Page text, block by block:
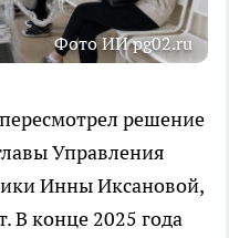
Фото ИИ pg02.ru
решение
Управления
Инны Иксановой,
В конце 2025 года